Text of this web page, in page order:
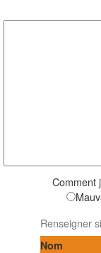
Comment
Renseigner
Nom